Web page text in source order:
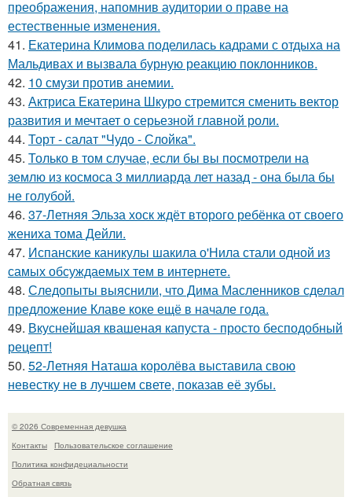
преображения, напомнив аудитории о праве на
естественные изменения.
41. Екатерина Климова поделилась кадрами с отдыха на
Мальдивах и вызвала бурную реакцию поклонников.
42. 10 смузи против анемии.
43. Актриса Екатерина Шкуро стремится сменить вектор
развития и мечтает о серьезной главной роли.
44. Торт - салат "Чудо - Слойка".
45. Только в том случае, если бы вы посмотрели на
землю из космоса 3 миллиарда лет назад - она была бы
не голубой.
46. 37-Летняя Эльза хоск ждёт второго ребёнка от своего
жениха тома Дейли.
47. Испанские каникулы шакила о'Нила стали одной из
самых обсуждаемых тем в интернете.
48. Следопыты выяснили, что Дима Масленников сделал
предложение Клаве коке ещё в начале года.
49. Вкуснейшая квашеная капуста - просто бесподобный
рецепт!
50. 52-Летняя Наташа королёва выставила свою
невестку не в лучшем свете, показав её зубы.
© 2026 Современная девушка
Контакты
Пользовательское соглашение
Политика конфидециальности
Обратная связь